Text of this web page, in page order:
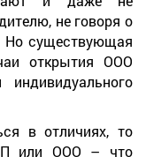
не говоря о
Но существующая
открытия ООО
в отличиях, то
или ООО – что